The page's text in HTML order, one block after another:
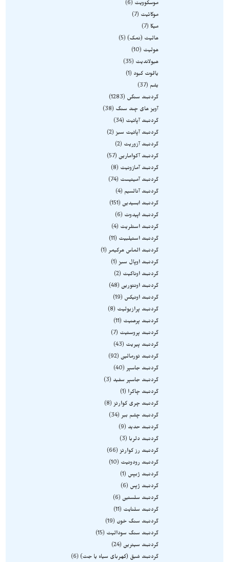
موسکوویت
6
موکائیت
7
میکا
7
هالیت (نمک) 5
هولیت
10
هیولاندیت
35
یاقوت کبود
1
یشم
37
گردنبند سنگی
1283
آویز های چند سنگ
38
گردنبند آپاتیت
34
گردنبند آپاتیت سبز 2
گردنبند آزوریت
2
گردنبند آکوامارین 57
گردنبند آمازونیت
8
گردنبند آمیتیست
74
گردنبند آنالسیم
4
گردنبند ابسیدین 151
گردنبند اپیدوت
6
گردنبند استلریت
4
گردنبند استیلبیت
11
گردنبند الماس هرکیمر 1
گردنبند اوپال سبز 1
گردنبند اوناکیت
2
گردنبند اونتورین 48
گردنبند اونیکس
19
گردنبند پرازیولیت
8
گردنبند پرهنیت
11
گردنبند پروستیت
7
گردنبند پیریت
43
گردنبند تورمالین 92
گردنبند جاسپر 40
گردنبند جاسپر سفید
3
گردنبند چاکرا
1
گردنبند چری کوارتز 8
گردنبند چشم ببر 34
گردنبند حدید
9
گردنبند دلربا
3
گردنبند رز کوارتز 66
گردنبند رودونیت
10
گردنبند ژبپس
1
گردنبند ژپس
6
گردنبند سلستین 6
گردنبند سلنایت
11
گردنبند سنگ خون
19
گردنبند سنگ سودالیت
15
گردنبند سیترین 24
گردنبند شبق (کهربای سیاه یا جت) 6